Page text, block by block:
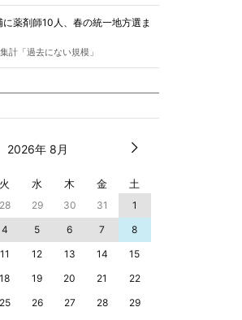
に薬剤師10人、春の統一地方選ま
計「過去にない規模」
2026年 8月
火 水 木 金 土
28 29 30 31
1
4 5 6 7
8
11 12 13 14
15
18 19 20 21
22
25 26 27 28
29